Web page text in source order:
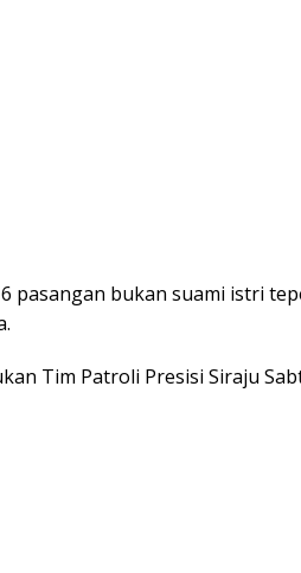
6 pasangan bukan suami istri
Tim Patroli Presisi Siraju